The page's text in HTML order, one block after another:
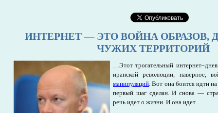
ИНТЕРНЕТ — ЭТО ВОЙНА ОБРАЗОВ,
ЧУЖИХ ТЕРРИТОРИЙ
…Этот трогательный
иранской революции, наверное,
манипуляций. Вот она боится идти
первый шаг сделан. И снова —
речь идет о жизни. И она идет.